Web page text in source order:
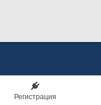
Регистрация